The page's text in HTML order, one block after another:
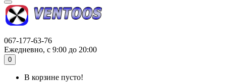
067-177-63-76
Ежедневно, с 9:00 до 20:00
0
В корзине пусто!